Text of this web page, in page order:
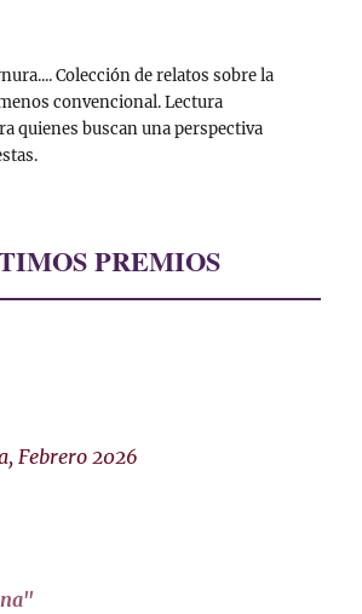
Colección de relatos sobre la
convencional. Lectura
quienes buscan una perspectiva
PREMIOS
Febrero 2026